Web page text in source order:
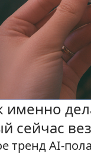
именно
сейчас
тренд AI-